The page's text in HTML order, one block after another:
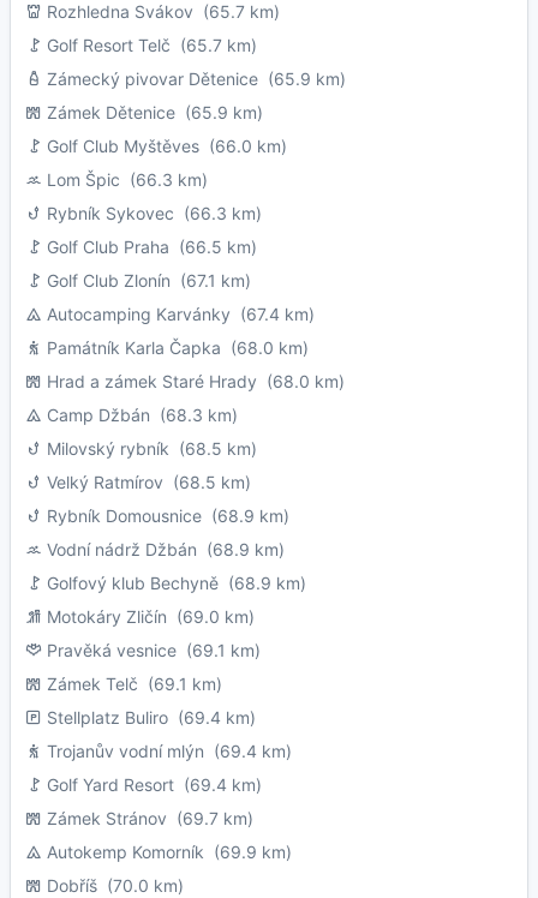
Rozhledna Svákov (65.7 km)
Golf Resort Telč (65.7 km)
Zámecký pivovar Dětenice (65.9 km)
Zámek Dětenice (65.9 km)
Golf Club Myštěves (66.0 km)
Lom Špic (66.3 km)
Rybník Sykovec (66.3 km)
Golf Club Praha (66.5 km)
Golf Club Zlonín (67.1 km)
Autocamping Karvánky (67.4 km)
Památník Karla Čapka (68.0 km)
Hrad a zámek Staré Hrady (68.0 km)
Camp Džbán (68.3 km)
Milovský rybník (68.5 km)
Velký Ratmírov (68.5 km)
Rybník Domousnice (68.9 km)
Vodní nádrž Džbán (68.9 km)
Golfový klub Bechyně (68.9 km)
Motokáry Zličín (69.0 km)
Pravěká vesnice (69.1 km)
Zámek Telč (69.1 km)
Stellplatz Buliro (69.4 km)
Trojanův vodní mlýn (69.4 km)
Golf Yard Resort (69.4 km)
Zámek Stránov (69.7 km)
Autokemp Komorník (69.9 km)
Dobříš (70.0 km)